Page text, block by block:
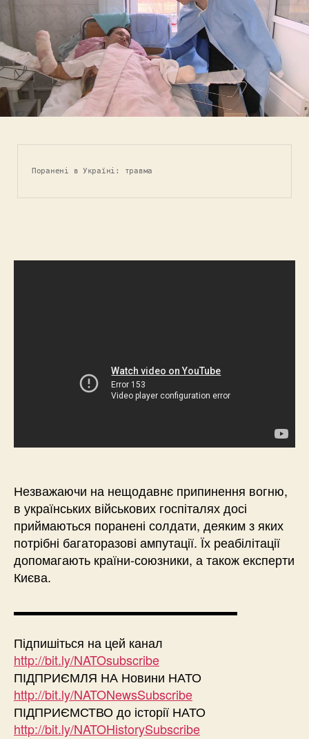
Поранені в Україні: травма
Незважаючи на нещодавнє припинення вогню,
в українських військових госпіталях досі
приймаються поранені солдати, деяким з яких
потрібні багаторазові ампутації. Їх реабілітації
допомагають країни-союзники, а також експерти
Києва.
▬▬▬▬▬▬▬▬▬▬▬▬▬▬▬▬▬▬
Підпишіться на цей канал
http://bit.ly/NATOsubscribe
ПІДПРИЄМЛЯ НА Новини НАТО
http://bit.ly/NATONewsSubscribe
ПІДПРИЄМСТВО до історії НАТО
http://bit.ly/NATOHistorySubscribe